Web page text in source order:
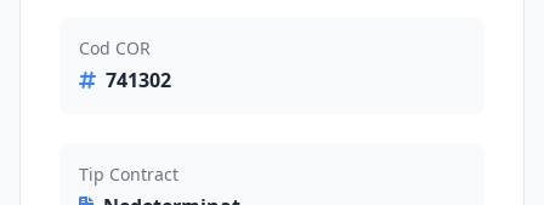
Cod COR
741302
Tip Contract